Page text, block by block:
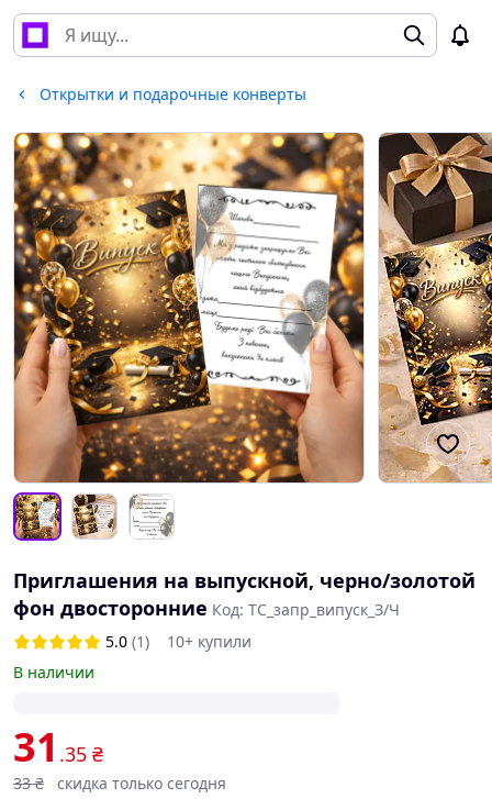
Открытки и подарочные конверты
Приглашения на выпускной, черно/золотой
фон двосторонние Код: ТС_запр_випуск_З/Ч
5.0 (1)
10+ купили
В наличии
31 .35 ₴
33 ₴
скидка только сегодня